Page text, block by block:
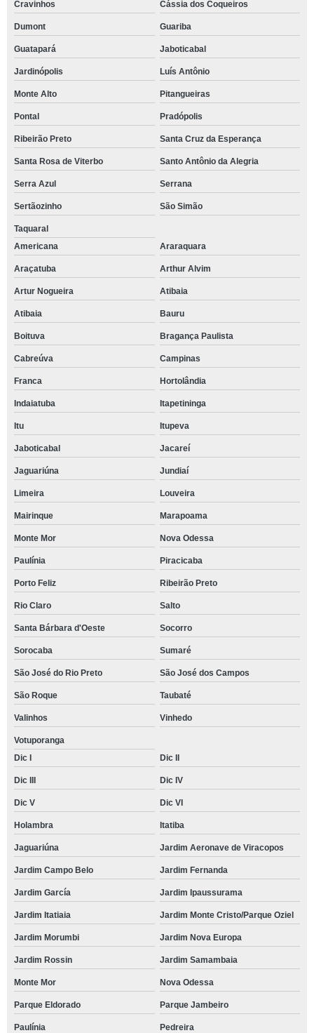
Cravinhos Cássia dos Coqueiros
Dumont Guariba
Guatapará Jaboticabal
Jardinópolis Luís Antônio
Monte Alto Pitangueiras
Pontal Pradópolis
Ribeirão Preto Santa Cruz da Esperança
Santa Rosa de Viterbo Santo Antônio da Alegria
Serra Azul Serrana
Sertãozinho São Simão
Taquaral
Americana
Araraquara
Araçatuba Arthur Alvim
Artur Nogueira Atibaia
Atibaia Bauru
Boituva Bragança Paulista
Cabreúva Campinas
Franca Hortolândia
Indaiatuba Itapetininga
Itu Itupeva
Jaboticabal Jacareí
Jaguariúna Jundiaí
Limeira Louveira
Mairinque Marapoama
Monte Mor Nova Odessa
Paulínia Piracicaba
Porto Feliz Ribeirão Preto
Rio Claro Salto
Santa Bárbara d'Oeste Socorro
Sorocaba Sumaré
São José do Rio Preto São José dos Campos
São Roque Taubaté
Valinhos Vinhedo
Votuporanga
Dic I
Dic II
Dic III Dic IV
Dic V Dic VI
Holambra Itatiba
Jaguariúna Jardim Aeronave de Viracopos
Jardim Campo Belo Jardim Fernanda
Jardim García Jardim Ipaussurama
Jardim Itatiaia Jardim Monte Cristo/Parque Oziel
Jardim Morumbi Jardim Nova Europa
Jardim Rossin Jardim Samambaia
Monte Mor Nova Odessa
Parque Eldorado Parque Jambeiro
Paulínia Pedreira